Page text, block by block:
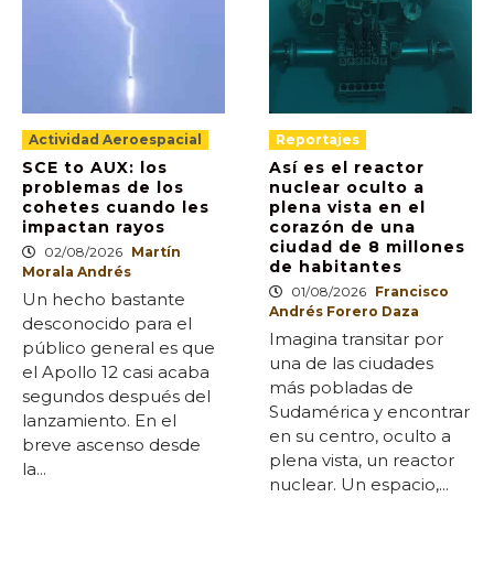
Actividad Aeroespacial
SCE to AUX: los
problemas de los
cohetes cuando les
impactan rayos
02/08/2026 Martín
Morala Andrés
Un hecho bastante
desconocido para el
público general es que
el Apollo 12 casi acaba
segundos después del
lanzamiento. En el
breve ascenso desde
la...
Reportajes
Así es el reactor
nuclear oculto a
plena vista en el
corazón de una
ciudad de 8 millones
de habitantes
01/08/2026 Francisco
Andrés Forero Daza
Imagina transitar por
una de las ciudades
más pobladas de
Sudamérica y encontrar
en su centro, oculto a
plena vista, un reactor
nuclear. Un espacio,...